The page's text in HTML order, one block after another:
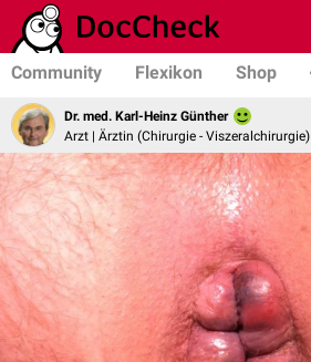
Community Flexikon Shop
Dr. med. Karl-Heinz Günther
Arzt | Ärztin (Chirurgie - Viszeralchirurgie)